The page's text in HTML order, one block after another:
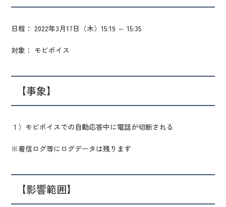
日程： 2022年3月17日（木）15:19 ～ 15:35
対象： モビボイス
【事象】
１）モビボイスでの自動応答中に電話が切断される
※着信ログ等にログデータは残ります
【影響範囲】